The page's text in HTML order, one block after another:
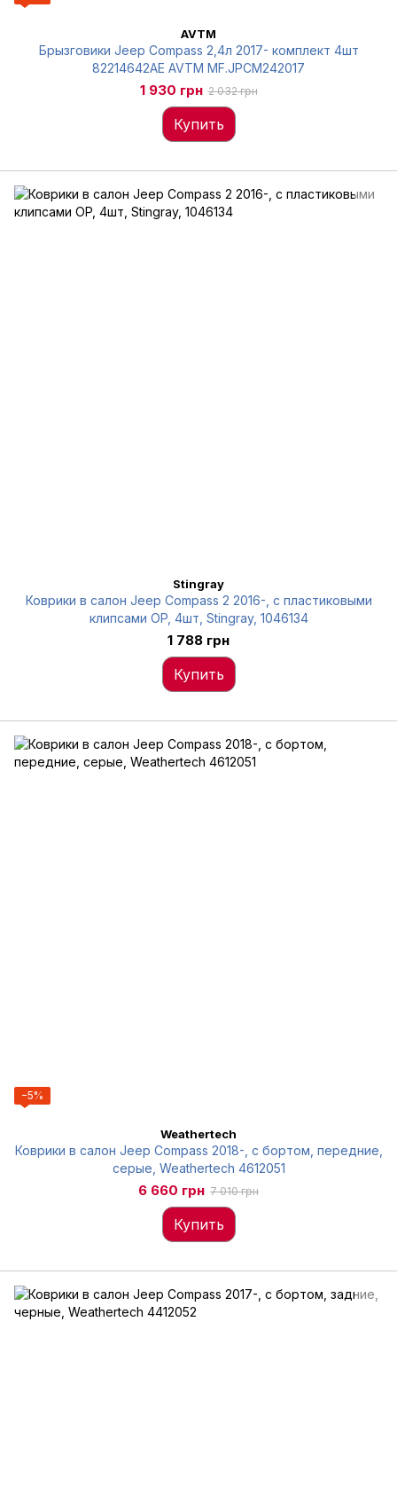
AVTM
Брызговики Jeep Compass 2,4л 2017- комплект 4шт
82214642AE AVTM MF.JPCM242017
1 930 грн 2 032 грн
Купить
Stingray
Коврики в салон Jeep Compass 2 2016-, с пластиковыми
клипсами OP, 4шт, Stingray, 1046134
1 788 грн
Купить
−5%
Weathertech
Коврики в салон Jeep Compass 2018-, с бортом, передние,
серые, Weathertech 4612051
6 660 грн 7 010 грн
Купить